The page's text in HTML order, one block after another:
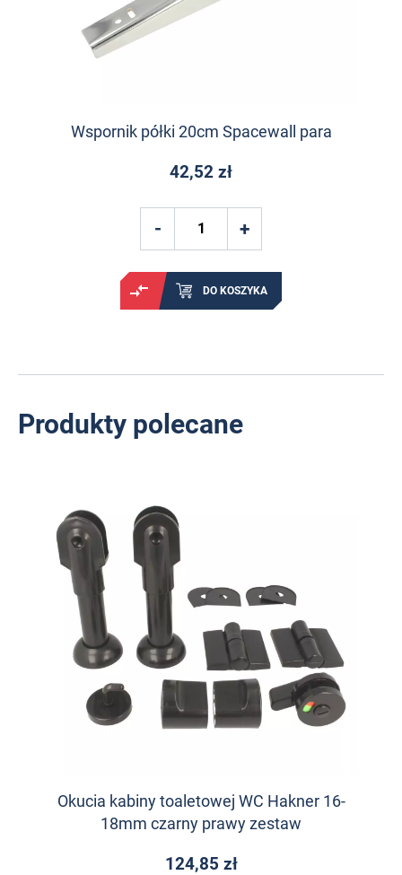
Wspornik półki 20cm Spacewall para
42,52 zł
DO KOSZYKA
Produkty polecane
Okucia kabiny toaletowej WC Hakner 16-
18mm czarny prawy zestaw
124,85 zł